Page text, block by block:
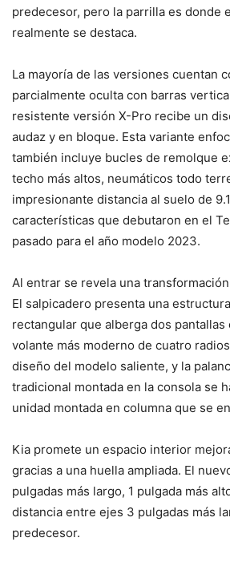
predecesor, pero la parrilla es donde
realmente se destaca.
La mayoría de las versiones cuentan
parcialmente oculta con barras
resistente versión X-Pro recibe un
audaz y en bloque. Esta variante
también incluye bucles de remolque
techo más altos, neumáticos todo
impresionante distancia al suelo de
características que debutaron en el
pasado para el año modelo 2023.
Al entrar se revela una
El salpicadero presenta una
rectangular que alberga dos pantallas
volante más moderno de cuatro
diseño del modelo saliente, y la
tradicional montada en la consola se
unidad montada en columna que se
Kia promete un espacio interior
gracias a una huella ampliada. El
pulgadas más largo, 1 pulgada más
distancia entre ejes 3 pulgadas más
predecesor.